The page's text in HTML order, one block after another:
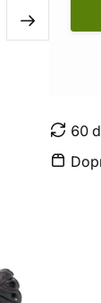
60